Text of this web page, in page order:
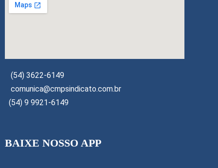
(54) 3622-6149
comunica@cmpsindicato.com.br
(54) 9 9921-6149
BAIXE NOSSO APP